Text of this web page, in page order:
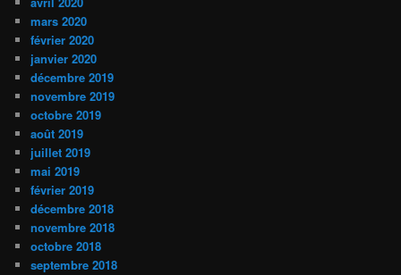
mars 2020
février 2020
janvier 2020
décembre 2019
novembre 2019
octobre 2019
août 2019
juillet 2019
mai 2019
février 2019
décembre 2018
novembre 2018
octobre 2018
septembre 2018